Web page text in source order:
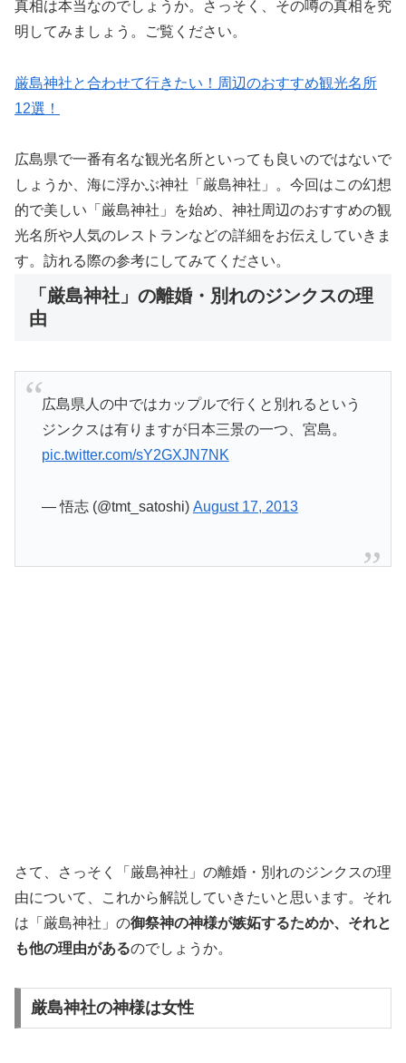
真相は本当なのでしょうか。さっそく、その噂の真相を究
明してみましょう。ご覧ください。
厳島神社と合わせて行きたい！周辺のおすすめ観光名所
12選！
広島県で一番有名な観光名所といっても良いのではないで
しょうか、海に浮かぶ神社「厳島神社」。今回はこの幻想
的で美しい「厳島神社」を始め、神社周辺のおすすめの観
光名所や人気のレストランなどの詳細をお伝えしていきま
す。訪れる際の参考にしてみてください。
「厳島神社」の離婚・別れのジンクスの理
由
広島県人の中ではカップルで行くと別れるという
ジンクスは有りますが日本三景の一つ、宮島。
pic.twitter.com/sY2GXJN7NK
— 悟志 (@tmt_satoshi) August 17, 2013
さて、さっそく「厳島神社」の離婚・別れのジンクスの理
由について、これから解説していきたいと思います。それ
は「厳島神社」の御祭神の神様が嫉妬するためか、それと
も他の理由があるのでしょうか。
厳島神社の神様は女性